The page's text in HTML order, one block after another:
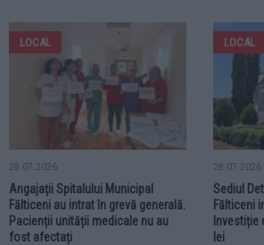
LOCAL
28.07.2026
Angajații Spitalului Municipal
Fălticeni au intrat în grevă generală.
Pacienții unității medicale nu au
fost afectați
LOCAL
28.07.2026
Sediul
Fălticeni
Investiție
lei